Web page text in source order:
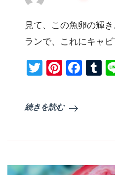
見て、この魚卵の輝
ランで、これにキャ
Twitter
続きを読む